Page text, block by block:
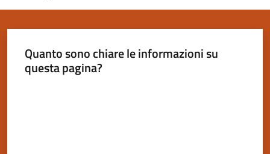
Servizi
Quanto sono chiare le informazioni su
questa pagina?